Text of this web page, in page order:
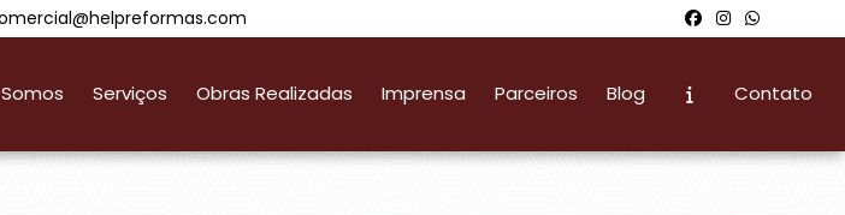
Serviços Obras Realizadas Imprensa Parceiros Blog Contato